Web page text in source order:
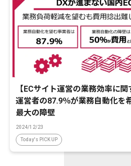
【ECサイト運営の業務効率に
運営者の87.9％が業務自動化を
最大の障壁
2024/12/23
Today's PICK UP